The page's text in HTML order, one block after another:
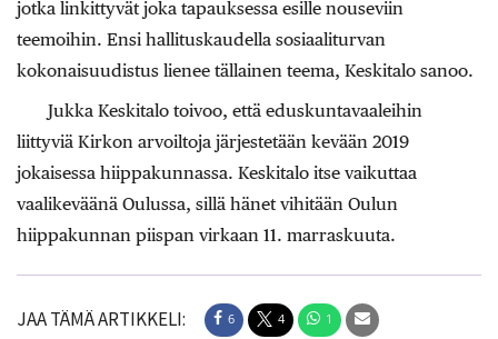
jotka linkittyvät joka tapauksessa esille nouseviin
teemoihin. Ensi hallituskaudella sosiaaliturvan
kokonaisuudistus lienee tällainen teema, Keskitalo sanoo.
Jukka Keskitalo toivoo, että eduskuntavaaleihin
liittyviä Kirkon arvoiltoja järjestetään kevään 2019
jokaisessa hiippakunnassa. Keskitalo itse vaikuttaa
vaalikeväänä Oulussa, sillä hänet vihitään Oulun
hiippakunnan piispan virkaan 11. marraskuuta.
JAA TÄMÄ ARTIKKELI: 6 4 1